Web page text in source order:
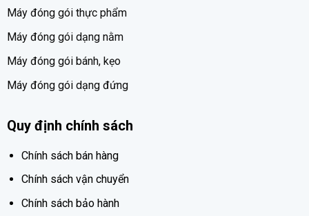
Máy đóng gói thực phẩm
Máy đóng gói dạng nằm
Máy đóng gói bánh, kẹo
Máy đóng gói dạng đứng
Quy định chính sách
Chính sách bán hàng
Chính sách vận chuyển
Chính sách bảo hành